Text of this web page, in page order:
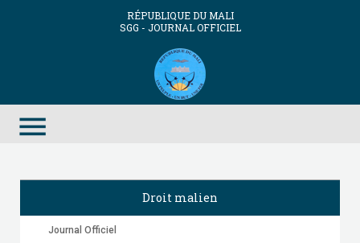
RÉPUBLIQUE DU MALI
SGG - JOURNAL OFFICIEL
menu
Droit malien
Journal Officiel